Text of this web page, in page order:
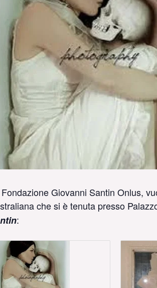
Giovanni Santin Onlus,
che si è tenuta presso
: